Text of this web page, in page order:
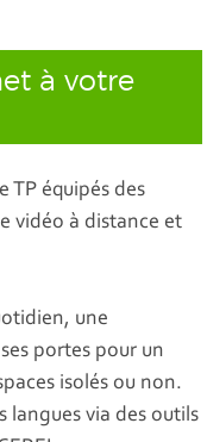
à votre
TP équipés des
vidéo à distance et
une
portes pour un
isolés ou non.
langues via des outils